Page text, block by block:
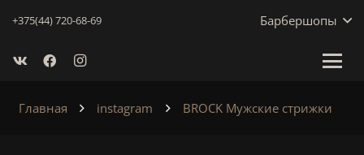
+375(44) 720-68-69 Барбершопы
Главная instagram BROCK Мужские стрижки